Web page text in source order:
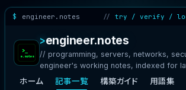
engineer.notes try / verify /
engineer.notes
// programming, servers, networks,
engineer's working notes, indexed for
ホーム 記事一覧 構築ガイド 用語集